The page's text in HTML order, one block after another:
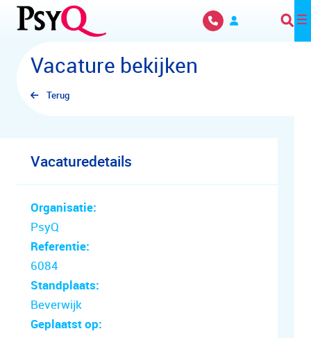
Overslaan en naar hoofdinhoud gaan
Vacature bekijken
Terug
Vacaturedetails
Organisatie:
PsyQ
Referentie:
6084
Standplaats:
Beverwijk
Geplaatst op: